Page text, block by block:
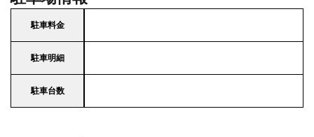
駐車料金
駐車明細
駐車台数